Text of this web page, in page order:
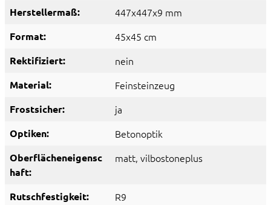
Herstellermaß: 447x447x9 mm
Format: 45x45 cm
Rektifiziert: nein
Material: Feinsteinzeug
Frostsicher: ja
Optiken: Betonoptik
Oberflächeneigensc
haft:
matt, vilbostoneplus
Rutschfestigkeit: R9